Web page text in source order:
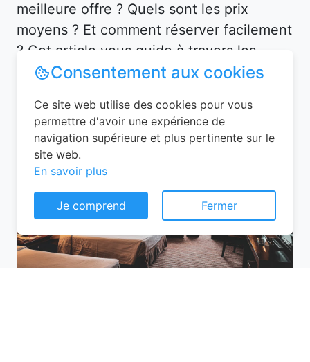
meilleure offre ? Quels sont les prix
moyens ? Et comment réserver facilement
? Cet article vous guide à travers les
étapes clés pour organiser votre séjour en
Consentement aux cookies
Ce site web utilise des cookies pour vous
permettre d'avoir une expérience de
navigation supérieure et plus pertinente sur le
site web.
En savoir plus
Je comprend Fermer